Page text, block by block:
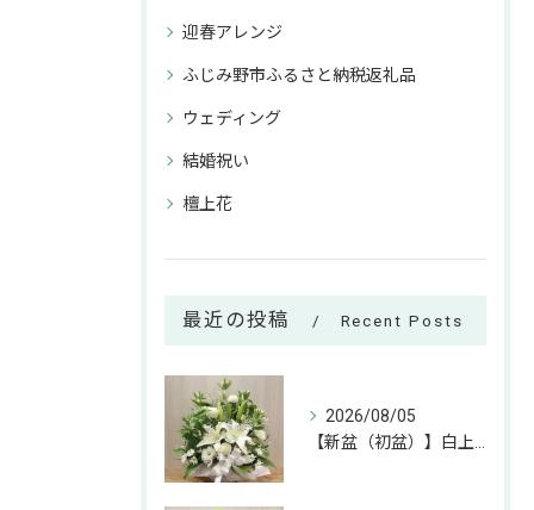
迎春アレンジ
ふじみ野市ふるさと納税返礼品
ウェディング
結婚祝い
檀上花
最近の投稿 Recent Posts
2026/08/05